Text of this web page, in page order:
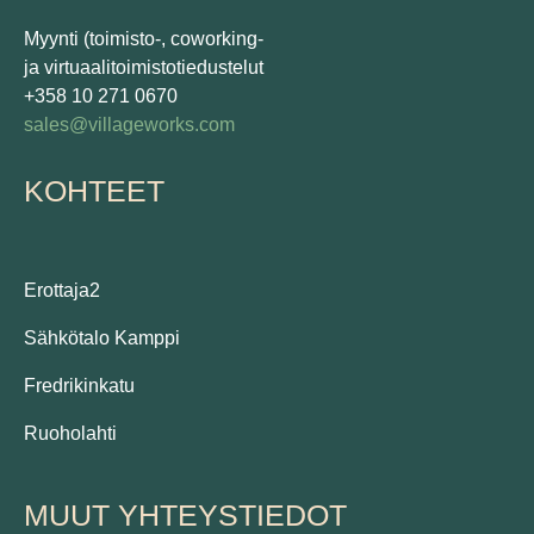
Myynti (toimisto-, coworking-
ja virtuaalitoimistotiedustelut
+358 10 271 0670
sales@villageworks.com
KOHTEET
Erottaja2
Sähkötalo Kamppi
Fredrikinkatu
Ruoholahti
MUUT YHTEYSTIEDOT